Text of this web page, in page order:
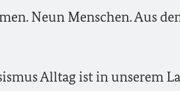
Neun Menschen. Aus
Alltag ist in unserem